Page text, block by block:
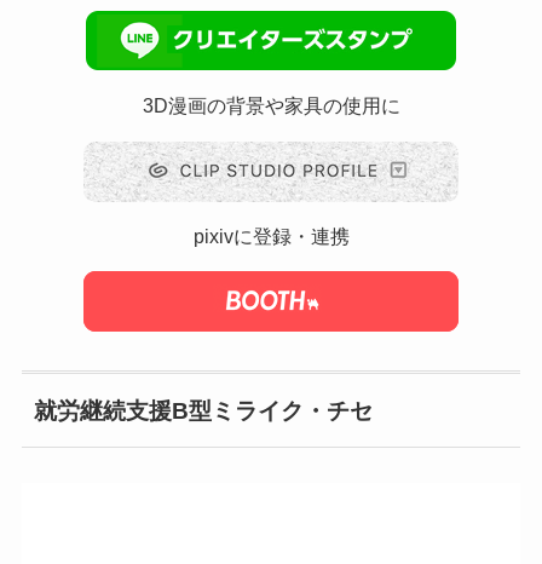
3D漫画の背景や家具の使用に
pixivに登録・連携
就労継続支援B型ミライク・チセ